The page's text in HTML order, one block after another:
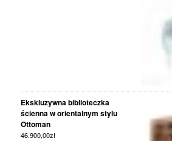
Ekskluzywna biblioteczka
ścienna w orientalnym stylu
Ottoman
46.900,00zł